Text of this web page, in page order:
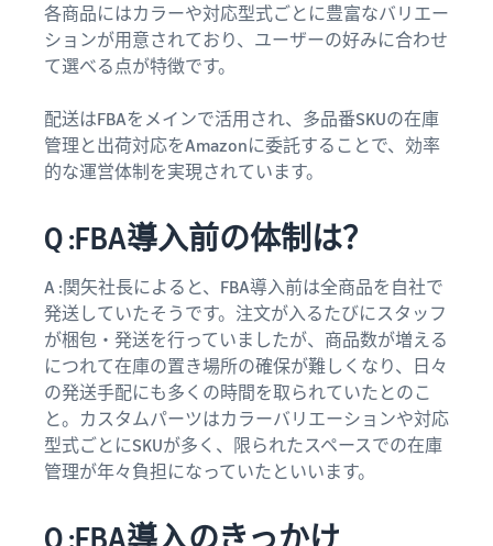
各商品にはカラーや対応型式ごとに豊富なバリエー
ションが用意されており、ユーザーの好みに合わせ
て選べる点が特徴です。
配送はFBAをメインで活用され、多品番SKUの在庫
管理と出荷対応をAmazonに委託することで、効率
的な運営体制を実現されています。
Q :FBA導入前の体制は？
A :関矢社長によると、FBA導入前は全商品を自社で
発送していたそうです。注文が入るたびにスタッフ
が梱包・発送を行っていましたが、商品数が増える
につれて在庫の置き場所の確保が難しくなり、日々
の発送手配にも多くの時間を取られていたとのこ
と。カスタムパーツはカラーバリエーションや対応
型式ごとにSKUが多く、限られたスペースでの在庫
管理が年々負担になっていたといいます。
Q :FBA導入のきっかけ